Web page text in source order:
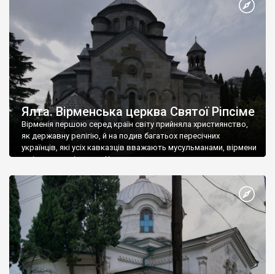
А потім було Хрещення Русі. На честь Херсонесу Таврійського
Ялта. Вірменська церква Святої Ріпсіме
Вірменія першою серед країн світу прийняла християнство,
як державну релігію, й на подив багатьох пересічних
українців, які усіх кавказців вважають мусульманами, вірмени
є відданими вірянами Христа